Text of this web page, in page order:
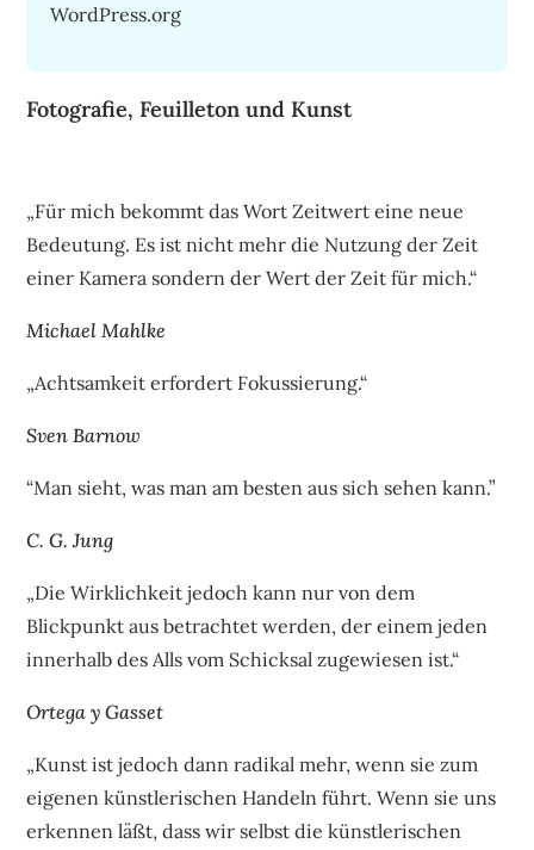
WordPress.org
Fotografie, Feuilleton und Kunst
„Für mich bekommt das Wort Zeitwert eine neue
Bedeutung. Es ist nicht mehr die Nutzung der Zeit
einer Kamera sondern der Wert der Zeit für mich.“
Michael Mahlke
„Achtsamkeit erfordert Fokussierung.“
Sven Barnow
“Man sieht, was man am besten aus sich sehen kann.”
C. G. Jung
„Die Wirklichkeit jedoch kann nur von dem
Blickpunkt aus betrachtet werden, der einem jeden
innerhalb des Alls vom Schicksal zugewiesen ist.“
Ortega y Gasset
„Kunst ist jedoch dann radikal mehr, wenn sie zum
eigenen künstlerischen Handeln führt. Wenn sie uns
erkennen läßt, dass wir selbst die künstlerischen